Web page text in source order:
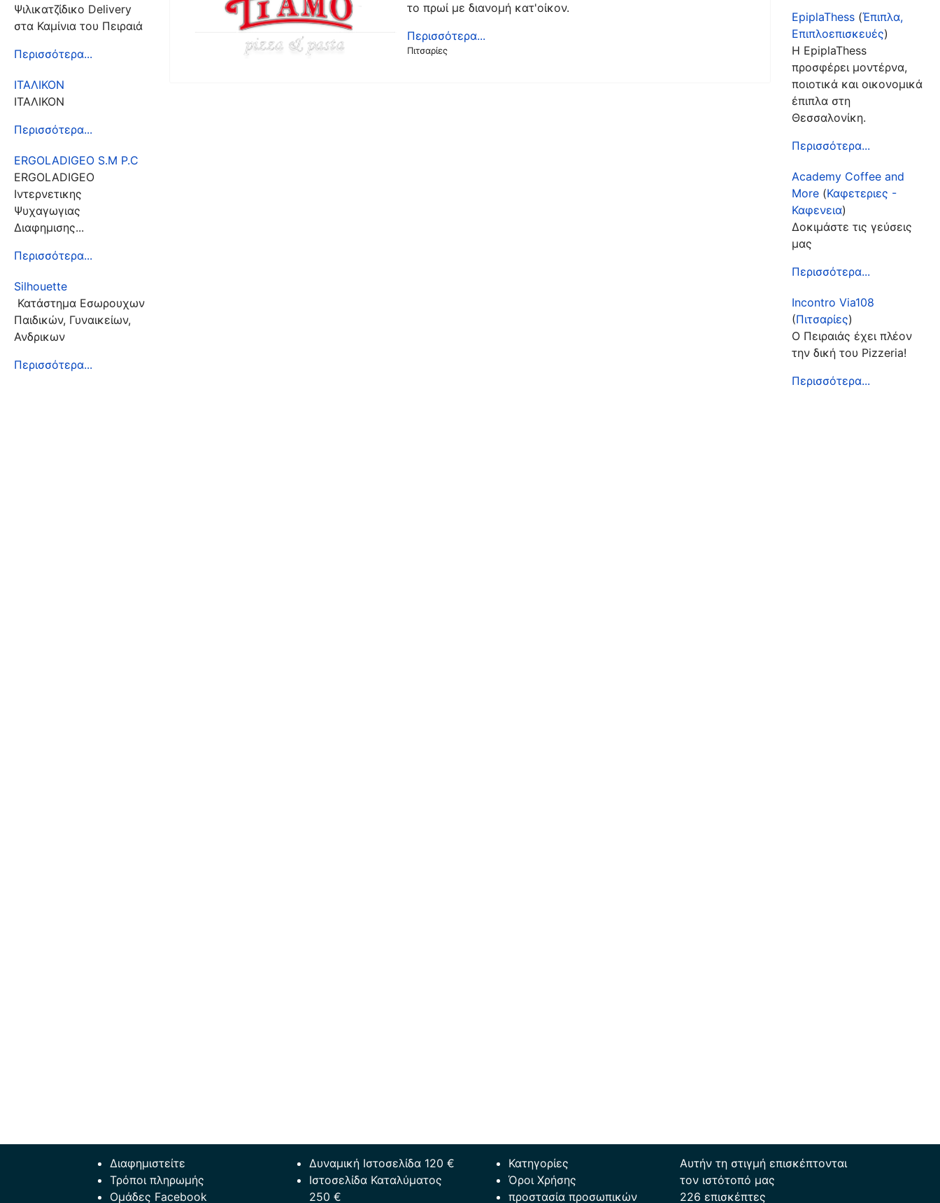
Ψιλικατζίδικο Delivery
στα Καμίνια του Πειραιά
Περισσότερα...
ΙΤΑΛΙΚΟΝ
ΙΤΑΛΙΚΟΝ
Περισσότερα...
ERGOLADIGEO S.M P.C
ERGOLADIGEO
Iντερνετικης
Ψυχαγωγιας
Διαφημισης...
Περισσότερα...
Silhouette
Κατάστημα Εσωρουχων
Παιδικών, Γυναικείων,
Ανδρικων
Περισσότερα...
το πρωί με διανομή κατ'οίκον.
Περισσότερα...
Πιτσαρίες
EpiplaThess (Έπιπλα,
Επιπλοεπισκευές)
Η EpiplaThess
προσφέρει μοντέρνα,
ποιοτικά και οικονομικά
έπιπλα στη
Θεσσαλονίκη.
Περισσότερα...
Academy Coffee and
More (Καφετεριες -
Καφενεια)
Δοκιμάστε τις γεύσεις
μας
Περισσότερα...
Incontro Via108
(Πιτσαρίες)
Ο Πειραιάς έχει πλέον
την δική του Pizzeria!
Περισσότερα...
Διαφημιστείτε
Τρόποι πληρωμής
Ομάδες Facebook
Δυναμική Ιστοσελίδα 120 €
Ιστοσελίδα Καταλύματος
250 €
Κατηγορίες
Όροι Χρήσης
προστασία προσωπικών
Αυτήν τη στιγμή επισκέπτονται
τον ιστότοπό μας
226 επισκέπτες